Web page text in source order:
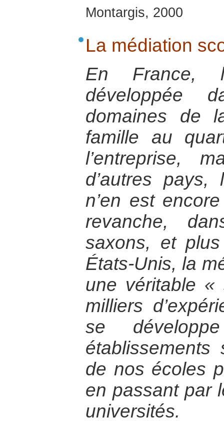
Montargis, 2000
La médiation
En France,
développée
domaines de
famille au
l’entreprise,
d’autres pays,
n’en est
revanche,
saxons, et
États-Unis, la
une véritable «
milliers
se
établissements
de nos écoles
en passant par
universités.